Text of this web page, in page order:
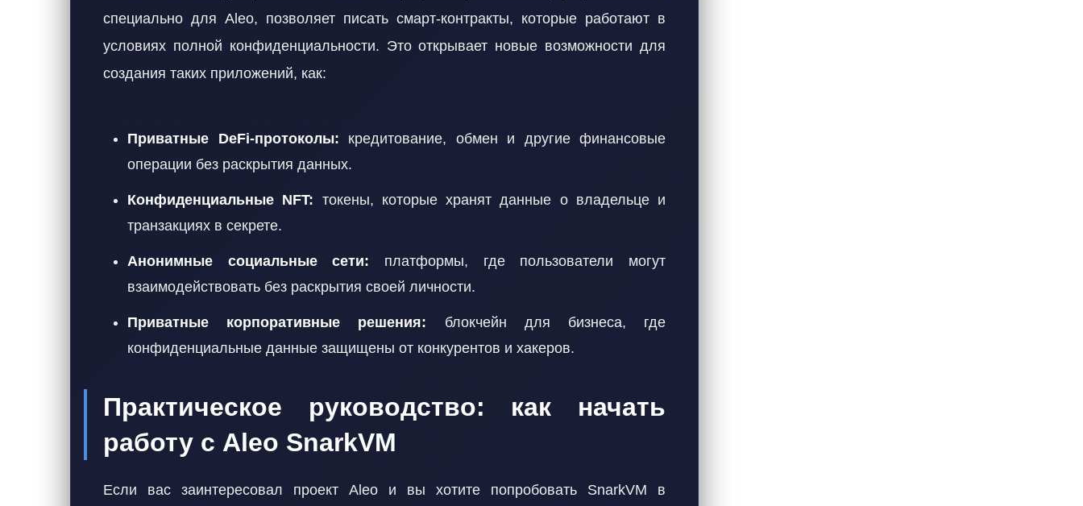
специально для Aleo, позволяет писать смарт-контракты, которые работают в
условиях полной конфиденциальности. Это открывает новые возможности для
создания таких приложений, как:
Приватные DeFi-протоколы: кредитование, обмен и другие финансовые
операции без раскрытия данных.
Конфиденциальные NFT: токены, которые хранят данные о владельце и
транзакциях в секрете.
Анонимные социальные сети: платформы, где пользователи могут
взаимодействовать без раскрытия своей личности.
Приватные корпоративные решения: блокчейн для бизнеса, где
конфиденциальные данные защищены от конкурентов и хакеров.
Практическое руководство: как начать
работу с Aleo SnarkVM
Если вас заинтересовал проект Aleo и вы хотите попробовать SnarkVM в